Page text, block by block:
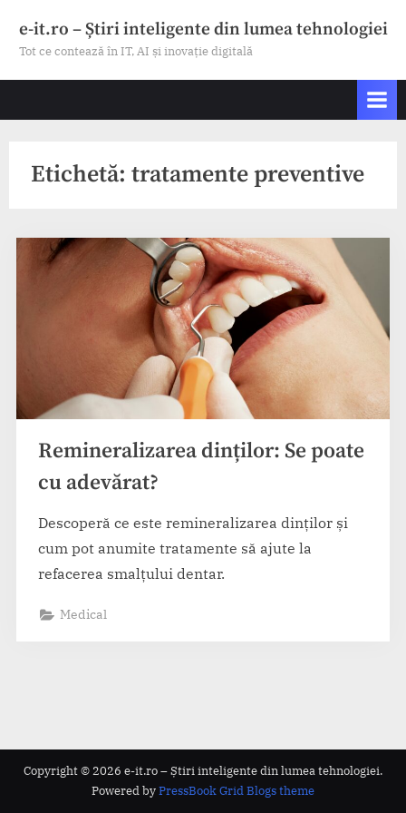
e-it.ro – Știri inteligente din lumea tehnologiei
Tot ce contează în IT, AI și inovație digitală
Etichetă: tratamente preventive
Remineralizarea dinților: Se poate
cu adevărat?
Descoperă ce este remineralizarea dinților și
cum pot anumite tratamente să ajute la
refacerea smalțului dentar.
Medical
Copyright © 2026 e-it.ro – Știri inteligente din lumea tehnologiei.
Powered byPressBook Grid Blogs theme